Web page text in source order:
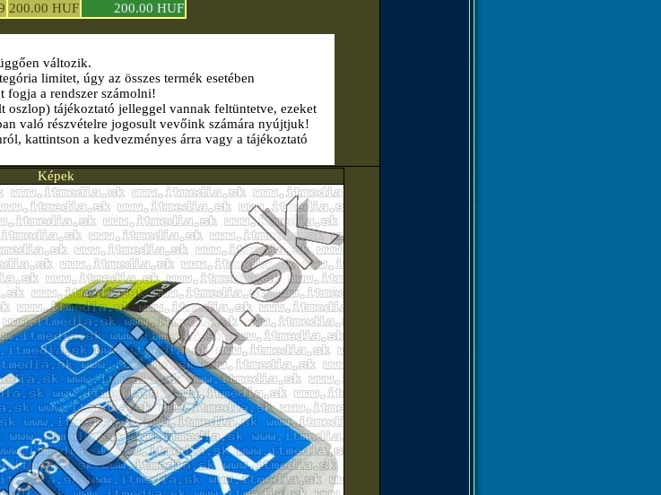
200.00 HUF 200.00 HUF
változik.
limitet, úgy az összes termék esetében
fogja a rendszer számolni!
oszlop) tájékoztató jelleggel vannak feltüntetve, ezeket
való részvételre jogosult vevőink számára nyújtjuk!
kattintson a kedvezményes árra vagy a tájékoztató
Képek